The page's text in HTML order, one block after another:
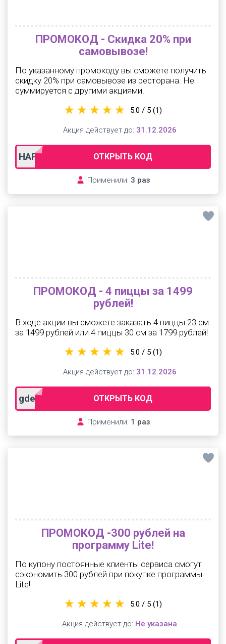
ПРОМОКОД - Скидка 20% при
самовывозе!
По указанному промокоду вы сможете получить
скидку 20% при самовывозе из ресторана. Не
суммируется с другими акциями.
HAPPY20 ОТКРЫТЬ КОД
Применили: 3 раз
5.0 / 5 (1)
Акция действует до: 31.12.2026
ПРОМОКОД - 4 пиццы за 1499
рублей!
В ходе акции вы сможете заказать 4 пиццы 23 см
за 1499 рублей или 4 пиццы 30 см за 1799 рублей!
gdeslon2 ОТКРЫТЬ КОД
Применили: 1 раз
5.0 / 5 (1)
Акция действует до: 31.12.2026
ПРОМОКОД -300 рублей на
программу Lite!
По купону постоянные клиенты сервиса смогут
сэкономить 300 рублей при покупке программы
Lite!
5.0 / 5 (1)
Акция действует до: Не указана